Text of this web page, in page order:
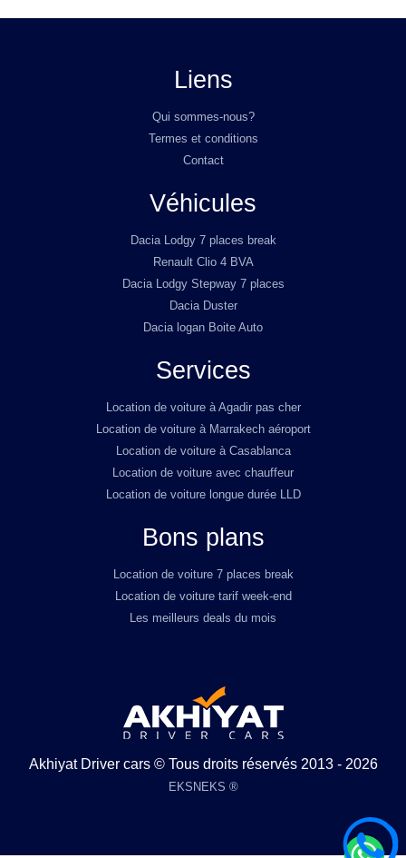
Liens
Qui sommes-nous?
Termes et conditions
Contact
Véhicules
Dacia Lodgy 7 places break
Renault Clio 4 BVA
Dacia Lodgy Stepway 7 places
Dacia Duster
Dacia logan Boite Auto
Services
Location de voiture à Agadir pas cher
Location de voiture à Marrakech aéroport
Location de voiture à Casablanca
Location de voiture avec chauffeur
Location de voiture longue durée LLD
Bons plans
Location de voiture 7 places break
Location de voiture tarif week-end
Les meilleurs deals du mois
Akhiyat Driver cars © Tous droits réservés 2013 - 2026
EKSNEKS ®